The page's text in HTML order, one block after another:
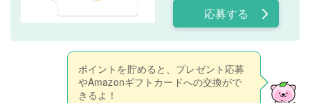
応募する
ポイントを貯めると、プレゼント応募
やAmazonギフトカードへの交換がで
きるよ！